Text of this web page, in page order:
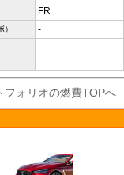
FR
-
-
ォリオの燃費TOPへ